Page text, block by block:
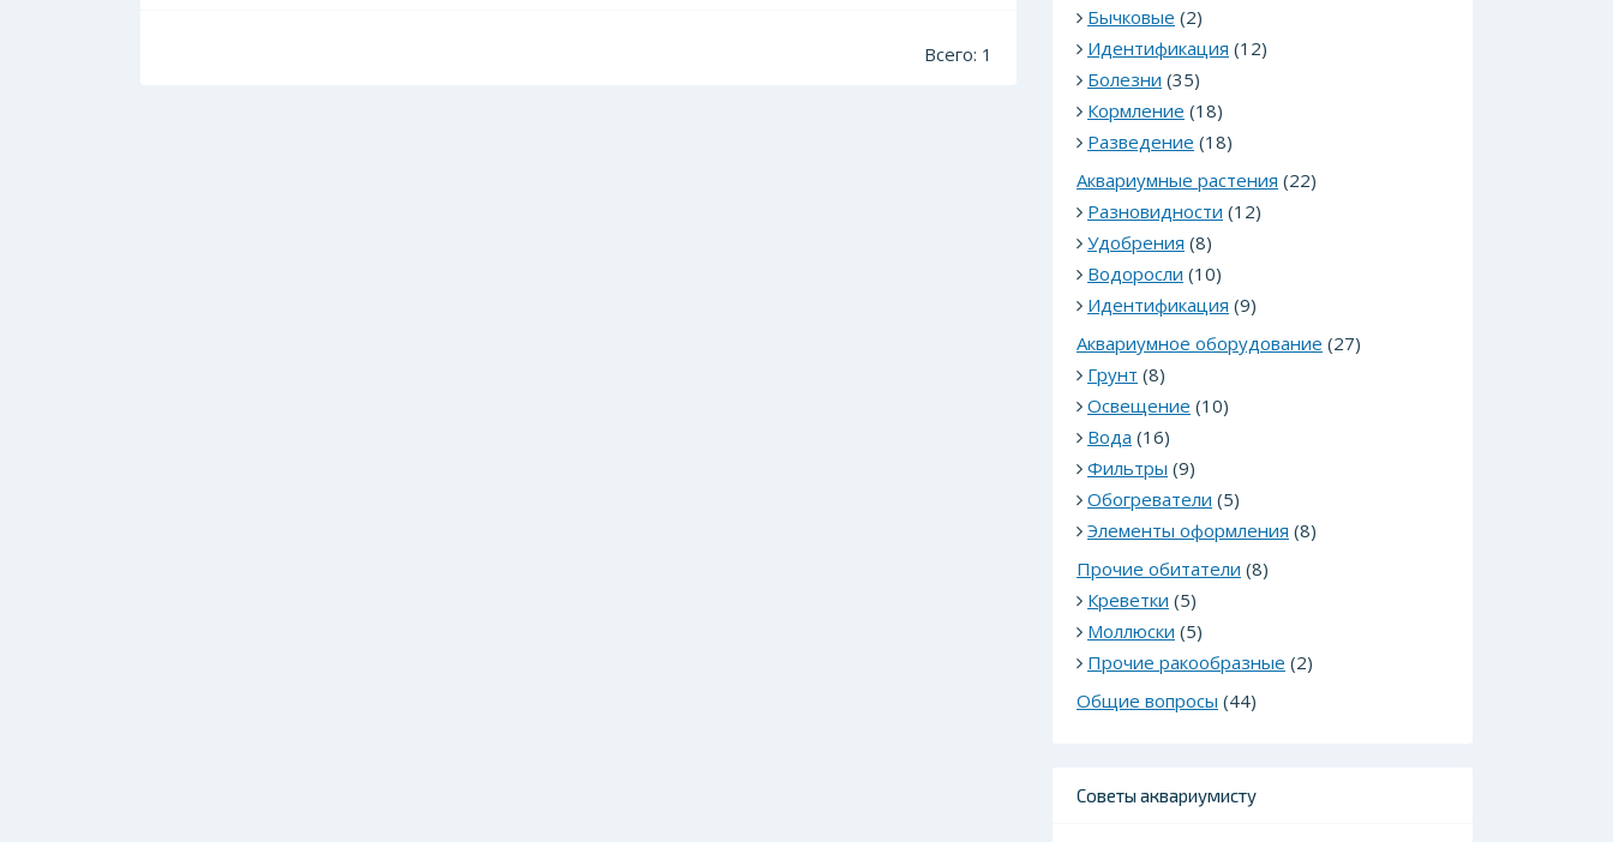
Всего: 1
Бычковые (2)
Идентификация (12)
Болезни (35)
Кормление (18)
Разведение (18)
Аквариумные растения (22)
Разновидности (12)
Удобрения (8)
Водоросли (10)
Идентификация (9)
Аквариумное оборудование (27)
Грунт (8)
Освещение (10)
Вода (16)
Фильтры (9)
Обогреватели (5)
Элементы оформления (8)
Прочие обитатели (8)
Креветки (5)
Моллюски (5)
Прочие ракообразные (2)
Общие вопросы (44)
Советы аквариумисту